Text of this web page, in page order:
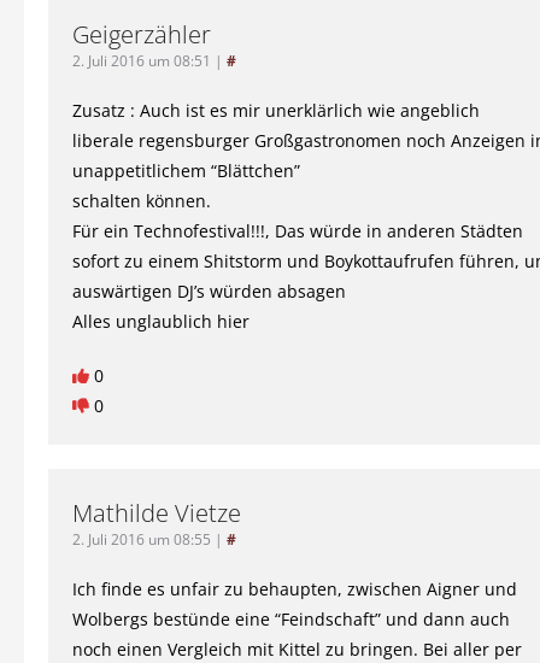
Geigerzähler
2. Juli 2016 um 08:51 | #
Zusatz : Auch ist es mir unerklärlich wie angeblich
liberale regensburger Großgastronomen noch Anzeigen
unappetitlichem “Blättchen”
schalten können.
Für ein Technofestival!!!, Das würde in anderen Städten
sofort zu einem Shitstorm und Boykottaufrufen führen,
auswärtigen DJ’s würden absagen
Alles unglaublich hier
0
0
Mathilde Vietze
2. Juli 2016 um 08:55 | #
Ich finde es unfair zu behaupten, zwischen Aigner und
Wolbergs bestünde eine “Feindschaft” und dann auch
noch einen Vergleich mit Kittel zu bringen. Bei aller per